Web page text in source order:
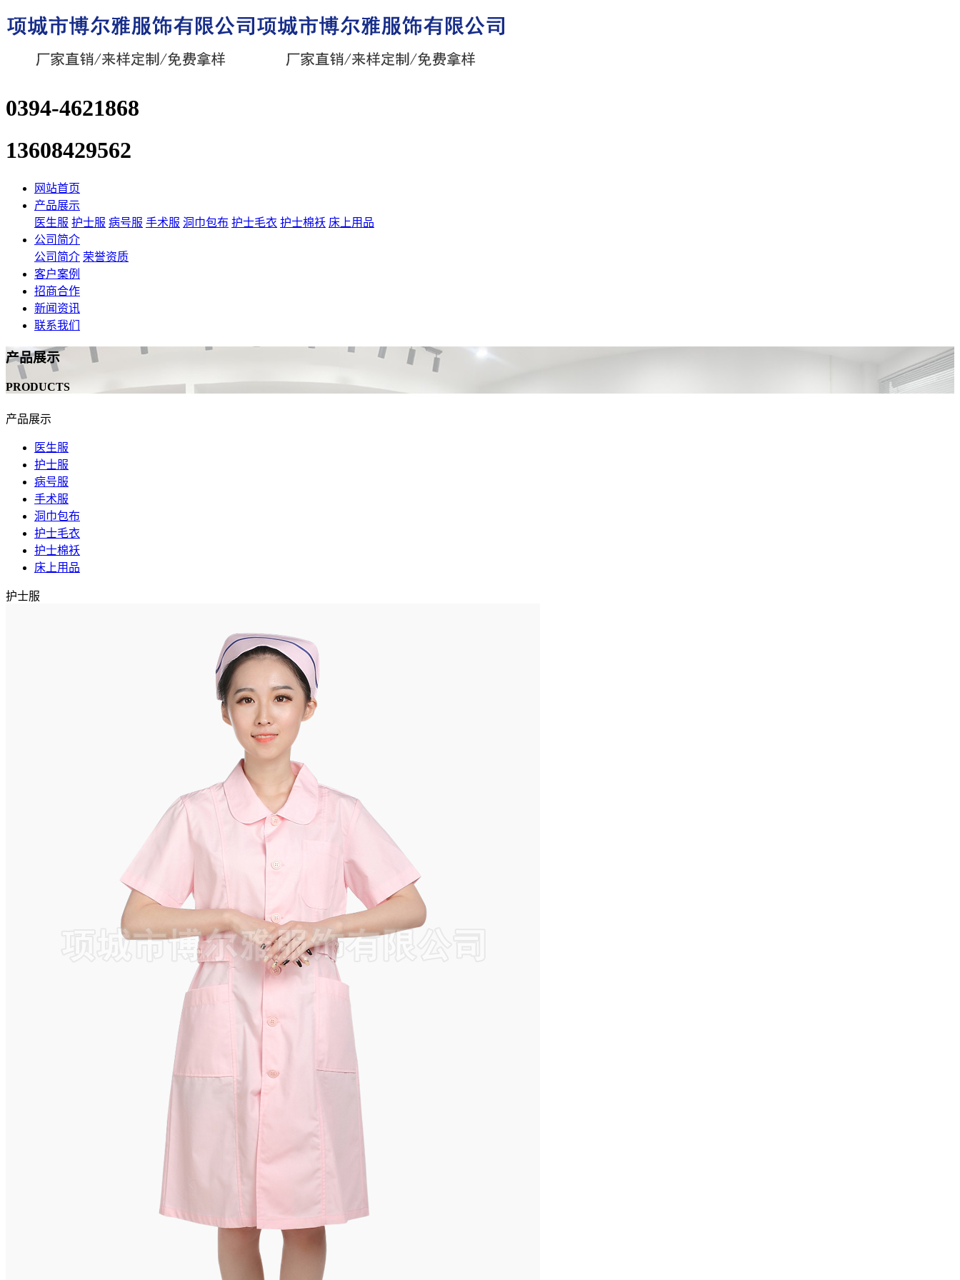
0394-4621868
13608429562
网站首页
产品展示
医生服 护士服 病号服 手术服 洞巾包布 护士毛衣 护士棉袄 床上用品
公司简介
公司简介 荣誉资质
客户案例
招商合作
新闻资讯
联系我们
产品展示
PRODUCTS
产品展示
医生服
护士服
病号服
手术服
洞巾包布
护士毛衣
护士棉袄
床上用品
护士服